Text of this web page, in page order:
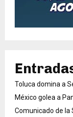
Toluca domina a
México golea a
Comunicado de la